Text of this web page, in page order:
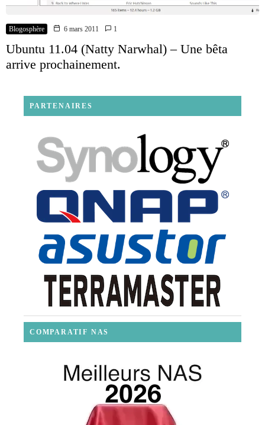
Blogosphère 6 mars 2011 1
Ubuntu 11.04 (Natty Narwhal) – Une bêta
arrive prochainement.
PARTENAIRES
COMPARATIF NAS